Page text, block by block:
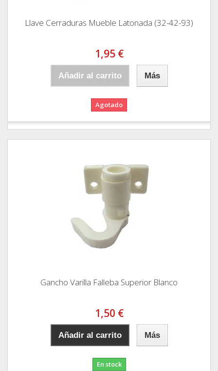
Llave Cerraduras Mueble Latonada (32-42-93)
1,95 €
Añadir al carrito Más
Agotado
Gancho Varilla Falleba Superior Blanco
1,50 €
Añadir al carrito Más
En stock